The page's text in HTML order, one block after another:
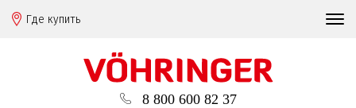
Где купить
8 800 600 82 37